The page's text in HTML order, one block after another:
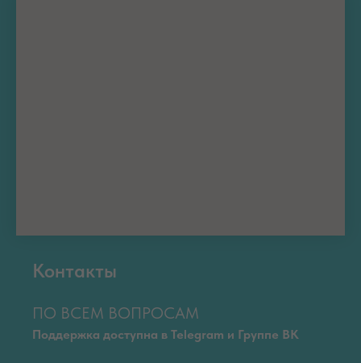
Контакты
ПО ВСЕМ ВОПРОСАМ
Поддержка доступна в Telegram и Группе ВК